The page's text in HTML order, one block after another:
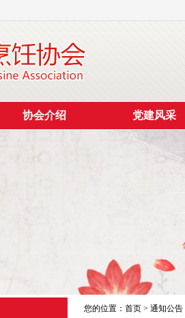
协会介绍 党建风采
您的位置： 首页 > 通知公告